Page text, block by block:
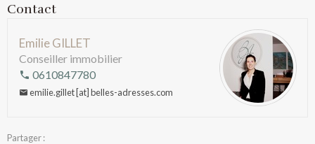
Contact
Emilie GILLET
Conseiller immobilier
0610847780
emilie.gillet [at] belles-adresses.com
Partager :